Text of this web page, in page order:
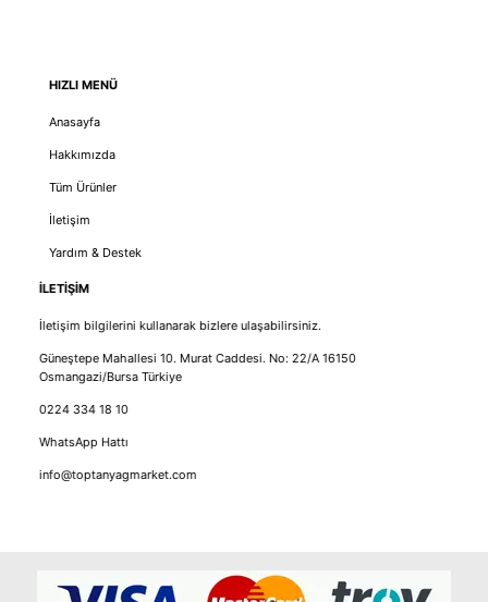
HIZLI MENÜ
Anasayfa
Hakkımızda
Tüm Ürünler
İletişim
Yardım & Destek
İLETİŞİM
İletişim bilgilerini kullanarak bizlere ulaşabilirsiniz.
Güneştepe Mahallesi 10. Murat Caddesi. No: 22/A 16150
Osmangazi/Bursa Türkiye
0224 334 18 10
WhatsApp Hattı
info@toptanyagmarket.com